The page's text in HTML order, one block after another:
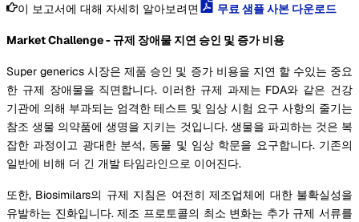
이 보고서에 대해 자세히 알아보려면 무료 샘플 사본 다운로드
Market Challenge - 규제 장애물 지연 승인 및 증가 비용
Super generics 시장은 제품 승인 및 증가 비용을 지연 할 수있는 중요
한 규제 장애물을 직면합니다. 이러한 규제 과제는 FDA와 같은 건강
기관에 의해 부과되는 엄격한 테스트 및 임상 시험 요구 사항의 줄기는
참조 생물 의약품에 생명을 지키는 것입니다. 생물을 파괴하는 것은 복
잡한 과정이고 광대한 분석, 동물 및 임상 학문을 요구합니다. 기존의
일반에 비해 더 긴 개발 타임라인으로 이어진다.
또한, Biosimilars의 규제 지침은 여전히 제조업체에 대한 불확실성을
유발하는 진화입니다. 제조 프로토콜의 최소 변화는 추가 규제 서류를